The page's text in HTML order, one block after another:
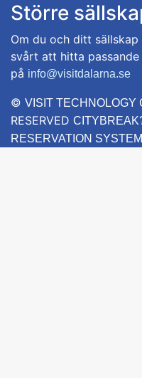
Större
Om du och ditt
svårt att hitta
på info@visitdalarna.se
© VISIT TECHNOLOGY
RESERVED
RESERVATION SYSTEM